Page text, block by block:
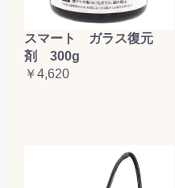
スマート ガラス復元
剤 300g
￥4,620